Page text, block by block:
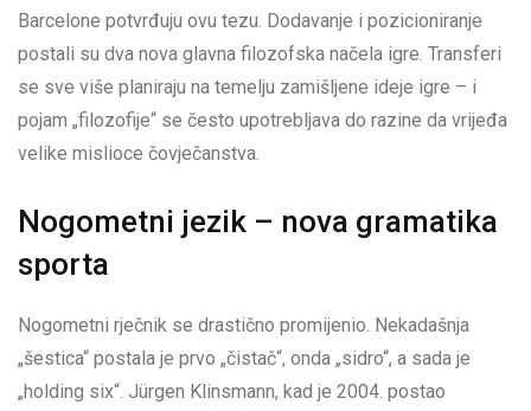
Barcelone potvrđuju ovu tezu. Dodavanje i pozicioniranje
postali su dva nova glavna filozofska načela igre. Transferi
se sve više planiraju na temelju zamišljene ideje igre – i
pojam „filozofije“ se često upotrebljava do razine da vrijeđa
velike mislioce čovječanstva.
Nogometni jezik – nova gramatika
sporta
Nogometni rječnik se drastično promijenio. Nekadašnja
„šestica“ postala je prvo „čistač“, onda „sidro“, a sada je
„holding six“. Jürgen Klinsmann, kad je 2004. postao